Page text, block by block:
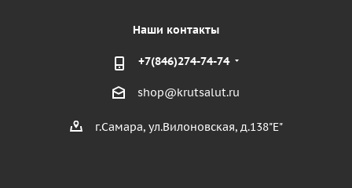
Наши контакты
+7(846)274-74-74
shop@krutsalut.ru
г.Самара, ул.Вилоновская, д.138"Е"